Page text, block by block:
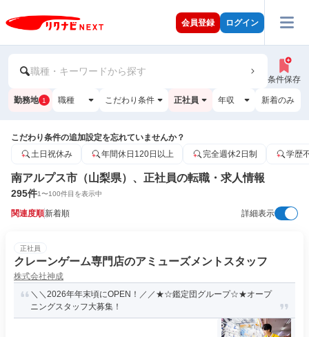
会員登録 ログイン
職種・キーワードから探す
条件保存
勤務地 1 職種 こだわり条件 正社員 年収 新着のみ
こだわり条件の追加設定を忘れていませんか？
土日祝休み
年間休日120日以上 完全週休2日制 学歴
南アルプス市（山梨県）、正社員の転職・求人情報
295件1〜100件目を表示中
関連度順新着順 詳細表示
正社員
クレーンゲーム専門店のアミューズメントスタッフ
株式会社神成
＼＼2026年年末頃にOPEN！／／★☆鑑定団グループ☆★オープ
ニングスタッフ大募集！